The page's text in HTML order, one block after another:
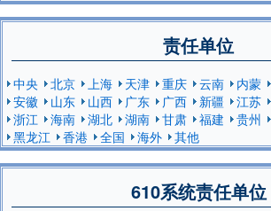
责任单位
中央 北京 上海 天津 重庆 云南 内蒙
安徽
山东 山西 广东 广西 新疆 江苏
浙江
海南 湖北 湖南 甘肃 福建 贵州
黑龙江
香港 全国 海外 其他
610系统责任单位